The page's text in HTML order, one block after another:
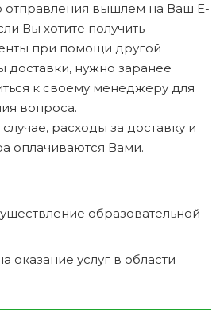
вышлем на Ваш E-
Вы хотите получить
при помощи другой
доставки, нужно заранее
к своему менеджеру для
вопроса.
расходы за доставку и
оплачиваются Вами.
образовательной
оказание услуг в области